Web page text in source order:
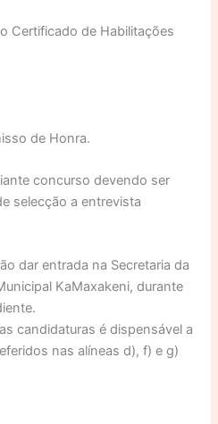
Certificado de Habilitações
de Honra.
concurso devendo ser
selecção a entrevista
dar entrada na Secretaria da
KaMaxakeni, durante
candidaturas é dispensável a
nas alíneas d), f) e g)